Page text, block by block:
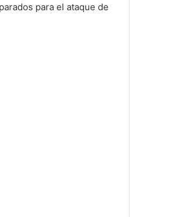
para el ataque de